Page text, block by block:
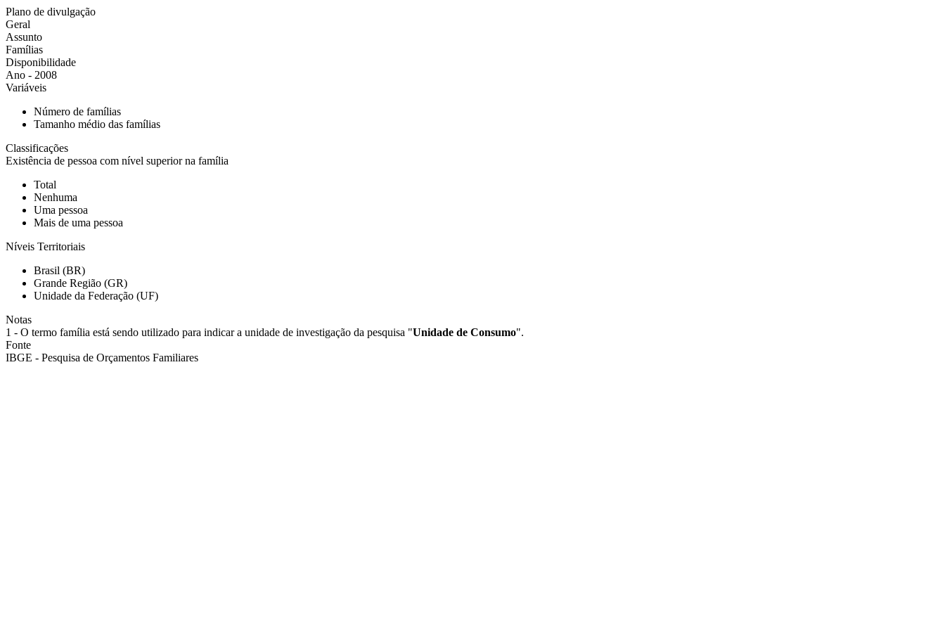
Plano de divulgação
Geral
Assunto
Famílias
Disponibilidade
Ano - 2008
Variáveis
Número de famílias
Tamanho médio das famílias
Classificações
Existência de pessoa com nível superior na família
Total
Nenhuma
Uma pessoa
Mais de uma pessoa
Níveis Territoriais
Brasil (BR)
Grande Região (GR)
Unidade da Federação (UF)
Notas
1 - O termo família está sendo utilizado para indicar a unidade de investigação da pesquisa "Unidade de Consumo".
Fonte
IBGE - Pesquisa de Orçamentos Familiares